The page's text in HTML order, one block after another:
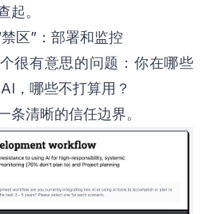
起。
禁区”：部署和监控
很有意思的问题：你在哪些
，哪些不打算用？
条清晰的信任边界。